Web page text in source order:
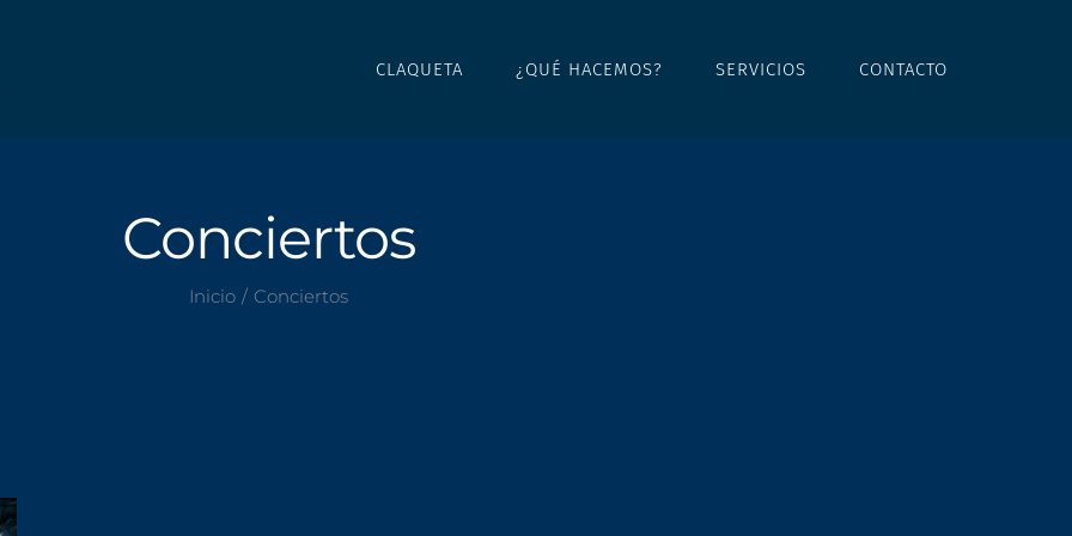
CLAQUETA ¿QUÉ HACEMOS? SERVICIOS CONTACTO
Conciertos
Inicio Conciertos